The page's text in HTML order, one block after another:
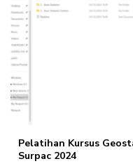
Pelatihan Kursus
Surpac 2024